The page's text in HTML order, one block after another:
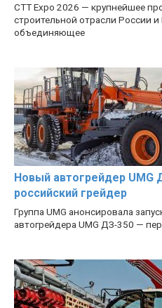
CTT Expo 2026 — крупнейшее
строительной отрасли России
объединяющее
Новый автогрейдер
российский грейдер
Группа UMG анонсировала
автогрейдера UMG ДЗ-350 —